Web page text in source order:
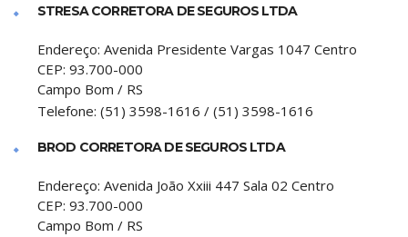
STRESA CORRETORA DE SEGUROS LTDA
Endereço: Avenida Presidente Vargas 1047 Centro
CEP: 93.700-000
Campo Bom / RS
Telefone: (51) 3598-1616 / (51) 3598-1616
BROD CORRETORA DE SEGUROS LTDA
Endereço: Avenida João Xxiii 447 Sala 02 Centro
CEP: 93.700-000
Campo Bom / RS